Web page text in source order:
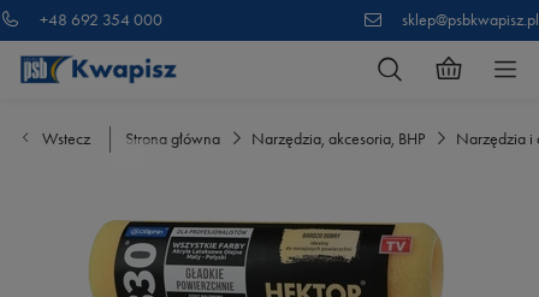
+48 692 354 000 sklep@psbkwapisz.pl
Wstecz Strona główna Narzędzia, akcesoria, BHP Narzędzia i